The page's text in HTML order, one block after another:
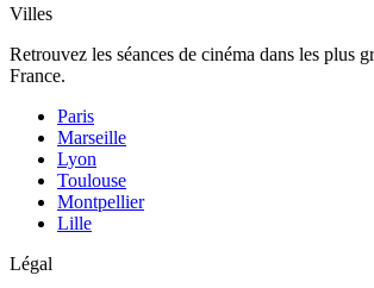
Villes
Retrouvez les séances de cinéma dans les plus
France.
Paris
Marseille
Lyon
Toulouse
Montpellier
Lille
Légal